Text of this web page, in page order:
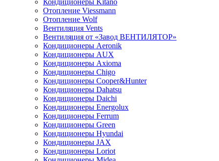
Кондиционеры Kitano
Отопление Viessmann
Отопление Wolf
Вентиляция Vents
Вентиляция от «Завод ВЕНТИЛЯТОР»
Кондиционеры Aeronik
Кондиционеры AUX
Кондиционеры Axioma
Кондиционеры Chigo
Кондиционеры Cooper&Hunter
Кондиционеры Dahatsu
Кондиционеры Daichi
Кондиционеры Energolux
Кондиционеры Ferrum
Кондиционеры Green
Кондиционеры Hyundai
Кондиционеры JAX
Кондиционеры Loriot